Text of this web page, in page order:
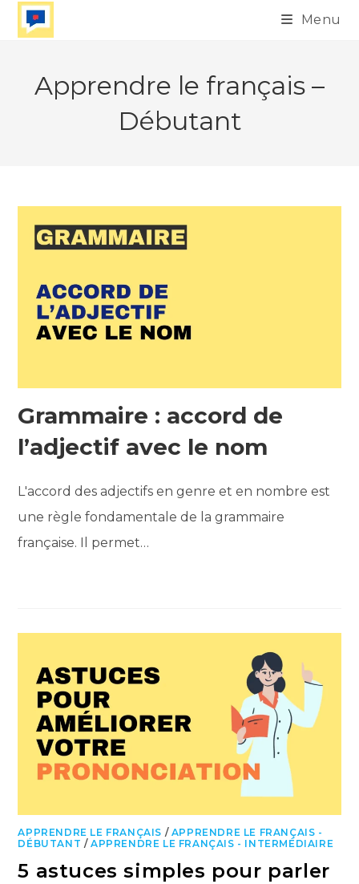
Skip
Menu
Apprendre le français –
Débutant
Grammaire : accord de
l’adjectif avec le nom
L'accord des adjectifs en genre et en nombre est
une règle fondamentale de la grammaire
française. Il permet…
APPRENDRE LE FRANÇAIS / APPRENDRE LE FRANÇAIS -
DÉBUTANT /APPRENDRE LE FRANÇAIS - INTERMÉDIAIRE
5 astuces simples pour parler